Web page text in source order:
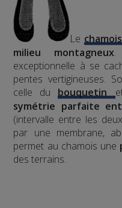
Le chamois
milieu montagneux.
exceptionnelle à se
pentes vertigineuses.
celle dubouquetin
symétrie parfaite
(intervalle entre les
par une membrane,
permet au chamois une
des terrains.